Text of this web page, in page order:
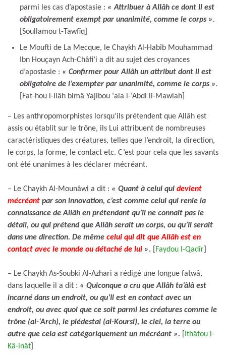
parmi les cas d’apostasie : « Attribuer à Allâh ce dont Il est
obligatoirement exempt par unanimité, comme le corps ».
[Soullamou t-Tawfîq]
Le Moufti de La Mecque, le Chaykh Al-Habîb Mouhammad
Ibn Houçayn Ach-Châfi’i a dit au sujet des croyances
d’apostasie : « Confirmer pour Allâh un attribut dont il est
obligatoire de l’exempter par unanimité, comme le corps ».
[Fat-hou l-Ilâh bimâ Yajibou ‘ala l-‘Abdi li-Mawlah]
– Les anthropomorphistes lorsqu’ils prétendent que Allâh est
assis ou établit sur le trône, ils Lui attribuent de nombreuses
caractéristiques des créatures, telles que l’endroit, la direction,
le corps, la forme, le contact etc. C’est pour cela que les savants
ont été unanimes à les déclarer mécréant.
– Le Chaykh Al-Mounâwi a dit : « Quant à celui qui devient
mécréant par son innovation, c’est comme celui qui renie la
connaissance de Allâh en prétendant qu’il ne connait pas le
détail, ou qui prétend que Allâh serait un corps, ou qu’Il serait
dans une direction. De même celui qui dit que Allâh est en
contact avec le monde ou détaché de lui ». Faydou l-Qadîr
– Le Chaykh As-Soubki Al-Azhari a rédigé une longue fatwâ,
dans laquelle il a dit : « Quiconque a cru que Allâh ta’âlâ est
incarné dans un endroit, ou qu’Il est en contact avec un
endroit, ou avec quoi que ce soit parmi les créatures comme le
trône (al-‘Arch), le piédestal (al-Koursi), le ciel, la terre ou
autre que cela est catégoriquement un mécréant ».
Ithâfou l-
Kâ-inât